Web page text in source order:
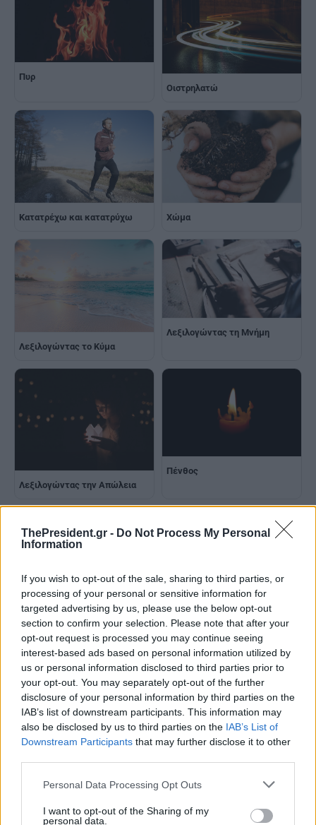
ThePresident.gr - Do Not Process My Personal
Information
If you wish to opt-out of the sale, sharing to third parties, or
processing of your personal or sensitive information for
targeted advertising by us, please use the below opt-out
section to confirm your selection. Please note that after your
opt-out request is processed you may continue seeing
interest-based ads based on personal information utilized by
us or personal information disclosed to third parties prior to
your opt-out. You may separately opt-out of the further
disclosure of your personal information by third parties on the
IAB’s list of downstream participants. This information may
also be disclosed by us to third parties on the IAB’s List of
Downstream Participants that may further disclose it to other
Personal Data Processing Opt Outs
I want to opt-out of the Sharing of my
personal data.
Πυρ
Οιστρηλατώ
Κατατρέχω και κατατρύχω Χώμα
Λεξιλογώντας το Κύμα
Λεξιλογώντας τη Μνήμη
Λεξιλογώντας την Απώλεια
Πένθος